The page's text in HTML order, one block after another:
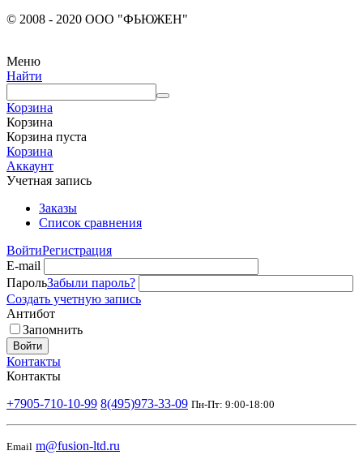
© 2008 - 2020 ООО "ФЬЮЖЕН"
Меню
Найти
Корзина
Корзина
Корзина пуста
Корзина
Аккаунт
Учетная запись
Заказы
Список сравнения
ВойтиРегистрация
E-mail
ПарольЗабыли пароль?
Создать учетную запись
Антибот
Запомнить
Войти
Контакты
Контакты
+7905-710-10-99 8(495)973-33-09 Пн-Пт: 9:00-18:00
Email m@fusion-ltd.ru